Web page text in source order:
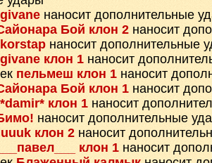
givane наносит дополнительные
Бой клон 2 наносит
korstap наносит дополнительные
givane клон 1 наносит
пельмеш клон 1 наносит
Бой клон 1 наносит
*damir* клон 1 наносит
наносит дополнительные
клон 2 наносит
___павел___ клон 1 наносит